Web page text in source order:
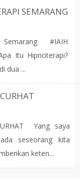
SEMARANG
#IAIH
Itu Hipnoterapi?
dua ...
Yang saya
seseorang kita
keten...